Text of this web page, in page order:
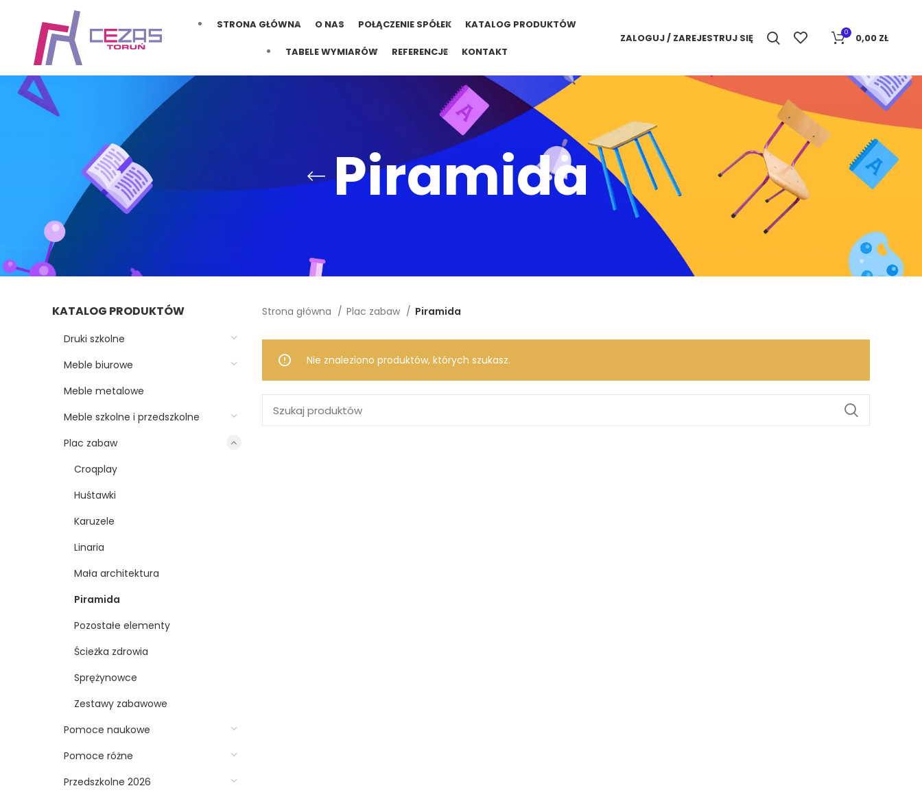
STRONA GŁÓWNA O NAS POŁĄCZENIE SPÓŁEK KATALOG PRODUKTÓW
TABELE WYMIARÓW REFERENCJE KONTAKT
ZALOGUJ / ZAREJESTRUJ SIĘ 0 0,00 ZŁ
Piramida
KATALOG PRODUKTÓW
Druki szkolne
Meble biurowe
Meble metalowe
Meble szkolne i przedszkolne
Plac zabaw
Croqplay
Huśtawki
Karuzele
Linaria
Mała architektura
Piramida
Pozostałe elementy
Ścieżka zdrowia
Sprężynowce
Zestawy zabawowe
Pomoce naukowe
Pomoce różne
Przedszkolne 2026
Strona główna Plac zabaw Piramida
Nie znaleziono produktów, których szukasz.